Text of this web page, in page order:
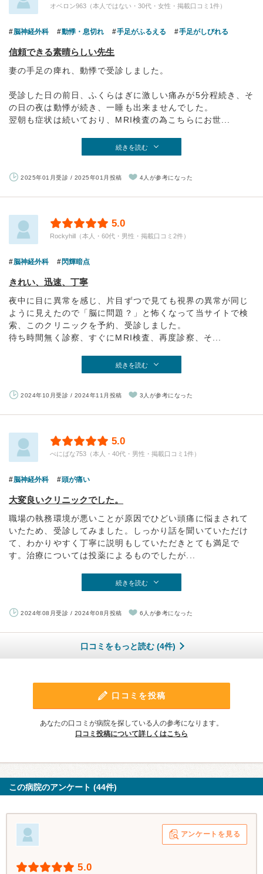
オベロン963（本人ではない・30代・女性・掲載口コミ1件）
脳神経外科 動悸・息切れ 手足がふるえる 手足がしびれる
信頼できる素晴らしい先生
妻の手足の痺れ、動悸で受診しました。
受診した日の前日、ふくらはぎに激しい痛みが5分程続き、そ
の日の夜は動悸が続き、一睡も出来ませんでした。
翌朝も症状は続いており、MRI検査の為こちらにお世...
続きを読む
2025年01月受診 / 2025年01月投稿 4人が参考になった
5.0
Rockyhill（本人・60代・男性・掲載口コミ2件）
脳神経外科 閃輝暗点
きれい、迅速、丁寧
夜中に目に異常を感じ、片目ずつで見ても視界の異常が同じ
ように見えたので「脳に問題？」と怖くなって当サイトで検
索、このクリニックを予約、受診しました。
待ち時間無く診察、すぐにMRI検査、再度診察、そ...
続きを読む
2024年10月受診 / 2024年11月投稿 3人が参考になった
5.0
べにばな753（本人・40代・男性・掲載口コミ1件）
脳神経外科 頭が痛い
大変良いクリニックでした。
職場の執務環境が悪いことが原因でひどい頭痛に悩まされて
いたため、受診してみました。しっかり話を聞いていただけ
て、わかりやすく丁寧に説明もしていただきとても満足で
す。治療については投薬によるものでしたが...
続きを読む
2024年08月受診 / 2024年08月投稿 6人が参考になった
口コミをもっと読む (4件)
口コミを投稿
あなたの口コミが病院を探している人の参考になります。
口コミ投稿について詳しくはこちら
この病院のアンケート (44件)
アンケートを見る
5.0